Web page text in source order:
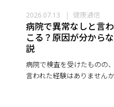
2026.07.13 健康通信
病院で異常なしと言
こる？原因が分から
説
病院で検査を受けたものの
言われた経験はありません